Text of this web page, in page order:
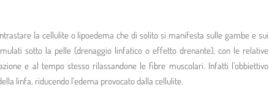
la cellulite o lipoedema che di solito si manifesta sulle gambe e sui
sotto la pelle (drenaggio linfatico o effetto drenante), con le relative
e al tempo stesso rilassandone le fibre muscolari. Infatti l’obbiettivo
linfa, riducendo l'edema provocato dalla cellulite.